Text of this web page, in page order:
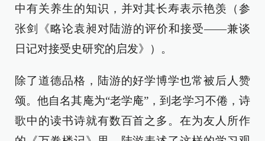
中有关养生的知识，并对其长寿表示艳羡（参
张剑《略论袁昶对陆游的评价和接受——兼谈
日记对接受史研究的启发》）。
除了道德品格，陆游的好学博学也常被后人赞
颂。他自名其庵为“老学庵”，到老学习不倦，诗
歌中的读书诗就有数百首之多。在为友人所作